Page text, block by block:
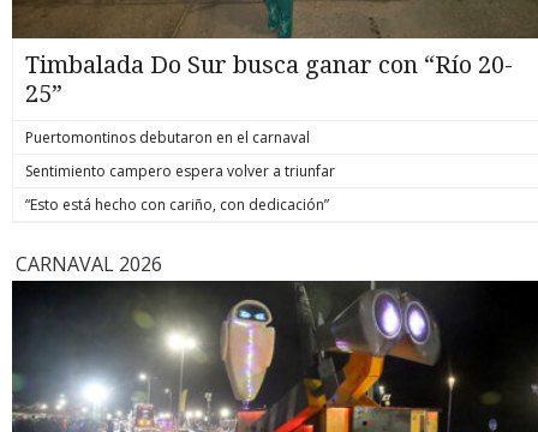
Timbalada Do Sur busca ganar con “Río 20-
25”
Puertomontinos debutaron en el carnaval
Sentimiento campero espera volver a triunfar
“Esto está hecho con cariño, con dedicación”
CARNAVAL 2026